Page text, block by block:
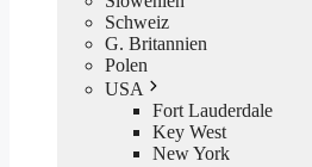
Schweiz
G. Britannien
Polen
USA
Fort Lauderdale
Key West
New York